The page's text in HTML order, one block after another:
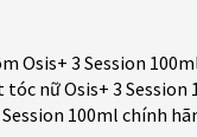
Osis+ 3 Session
tóc nữ Osis+ 3 Session
Session 100ml chính